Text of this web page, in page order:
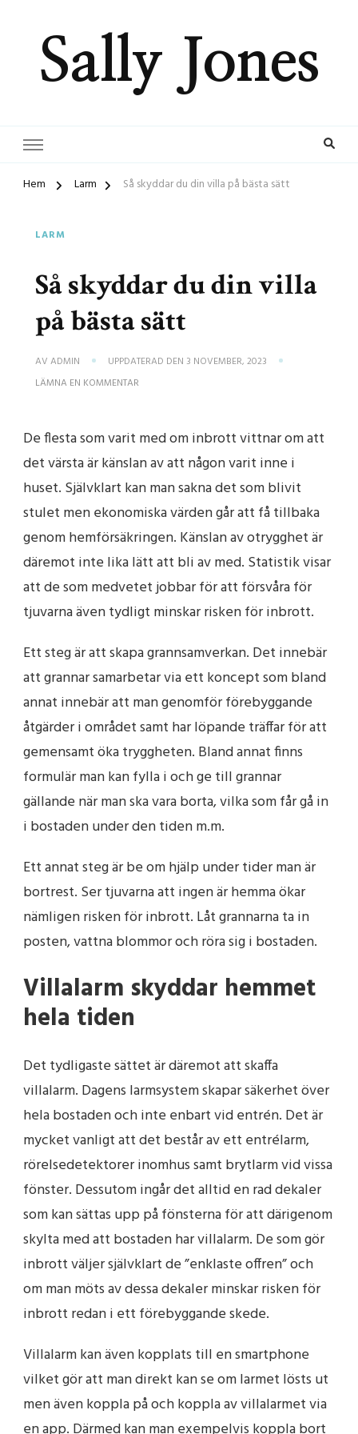
Sally Jones
Hem Larm Så skyddar du din villa på bästa sätt
LARM
Så skyddar du din villa
på bästa sätt
AV ADMIN UPPDATERAD DEN 3 NOVEMBER, 2023
LÄMNA EN KOMMENTAR
DIN
PÅ
SÄTT
De flesta som varit med om inbrott vittnar om att
det värsta är känslan av att någon varit inne i
huset. Självklart kan man sakna det som blivit
stulet men ekonomiska värden går att få tillbaka
genom hemförsäkringen. Känslan av otrygghet är
däremot inte lika lätt att bli av med. Statistik visar
att de som medvetet jobbar för att försvåra för
tjuvarna även tydligt minskar risken för inbrott.
Ett steg är att skapa grannsamverkan. Det innebär
att grannar samarbetar via ett koncept som bland
annat innebär att man genomför förebyggande
åtgärder i området samt har löpande träffar för att
gemensamt öka tryggheten. Bland annat finns
formulär man kan fylla i och ge till grannar
gällande när man ska vara borta, vilka som får gå in
i bostaden under den tiden m.m.
Ett annat steg är be om hjälp under tider man är
bortrest. Ser tjuvarna att ingen är hemma ökar
nämligen risken för inbrott. Låt grannarna ta in
posten, vattna blommor och röra sig i bostaden.
Villalarm skyddar hemmet
hela tiden
Det tydligaste sättet är däremot att skaffa
villalarm. Dagens larmsystem skapar säkerhet över
hela bostaden och inte enbart vid entrén. Det är
mycket vanligt att det består av ett entrélarm,
rörelsedetektorer inomhus samt brytlarm vid vissa
fönster. Dessutom ingår det alltid en rad dekaler
som kan sättas upp på fönsterna för att därigenom
skylta med att bostaden har villalarm. De som gör
inbrott väljer självklart de ”enklaste offren” och
om man möts av dessa dekaler minskar risken för
inbrott redan i ett förebyggande skede.
Villalarm kan även kopplats till en smartphone
vilket gör att man direkt kan se om larmet lösts ut
men även koppla på och koppla av villalarmet via